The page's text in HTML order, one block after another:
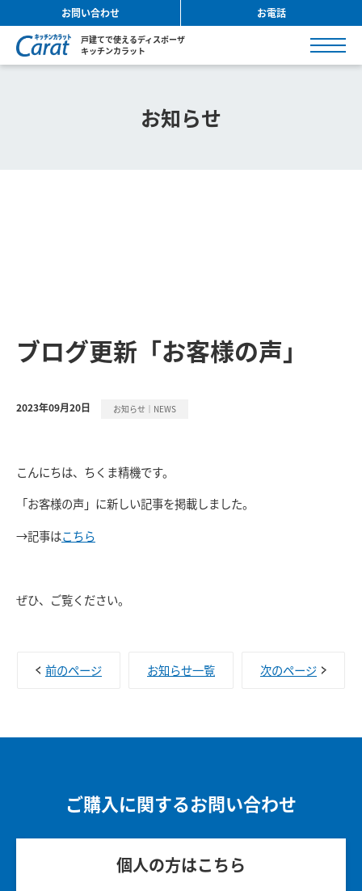
お問い合わせ お電話
戸建てで使えるディスポーザ
キッチンカラット
お知らせ
ブログ更新「お客様の声」
2023年09月20日 お知らせ｜NEWS
こんにちは、ちくま精機です。
「お客様の声」に新しい記事を掲載しました。
→記事はこちら
ぜひ、ご覧ください。
前のページ お知らせ一覧 次のページ
ご購入に関するお問い合わせ
個人の方はこちら